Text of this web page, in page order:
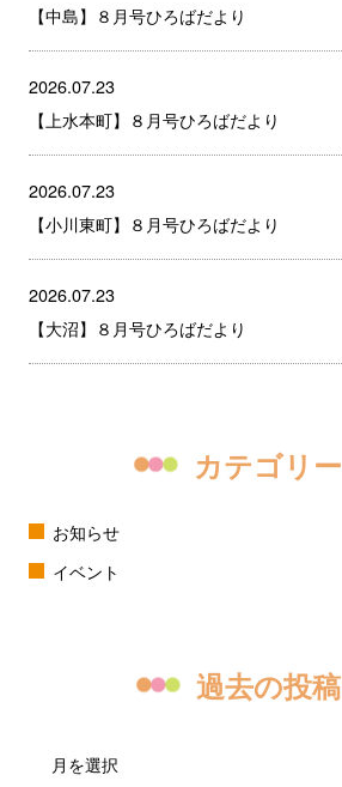
【中島】８月号ひろばだより
2026.07.23
【上水本町】８月号ひろばだより
2026.07.23
【小川東町】８月号ひろばだより
2026.07.23
【大沼】８月号ひろばだより
カテゴリー
お知らせ
イベント
過去の投稿